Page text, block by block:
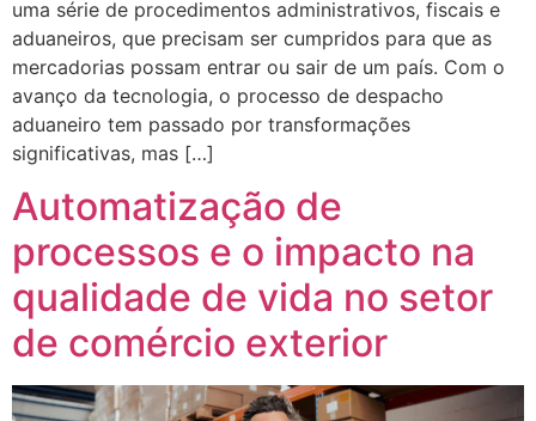
uma série de procedimentos administrativos, fiscais e
aduaneiros, que precisam ser cumpridos para que as
mercadorias possam entrar ou sair de um país. Com o
avanço da tecnologia, o processo de despacho
aduaneiro tem passado por transformações
significativas, mas […]
Automatização de
processos e o impacto na
qualidade de vida no setor
de comércio exterior